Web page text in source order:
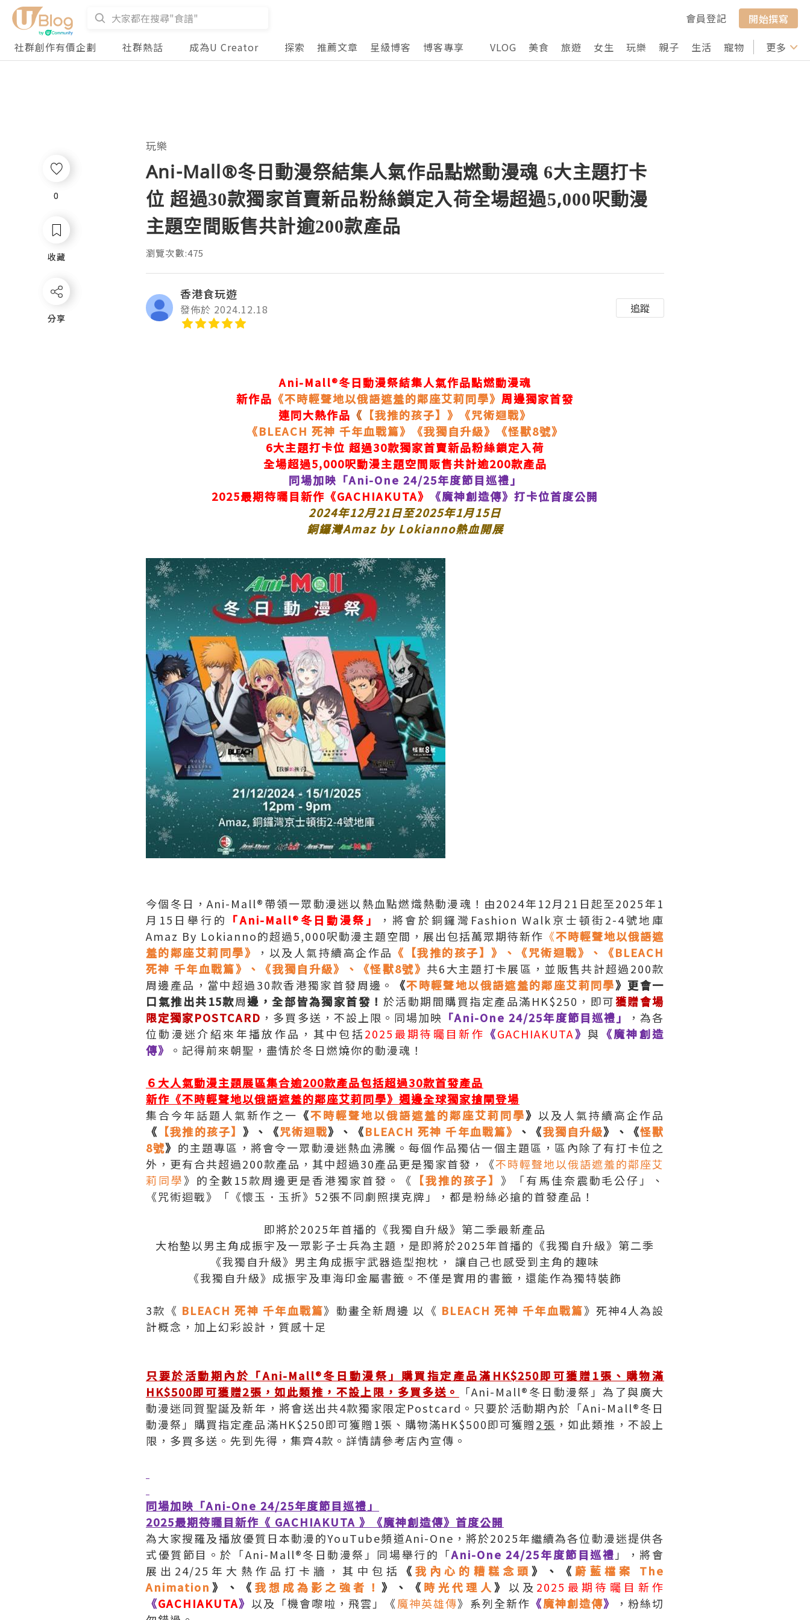
會員登記
開始撰寫
社群創作有價企劃
社群熱話 成為U Creator 探索 推薦文章 星級博客 博客專享 VLOG 美食 旅遊 女生 玩樂 親子 生活 寵物 行山 打卡
更多
0
收藏
分享
玩樂
Ani-Mall®冬日動漫祭結集人氣作品點燃動漫魂 6大主題打卡
位 超過30款獨家首賣新品粉絲鎖定入荷全場超過5,000呎動漫
主題空間販售共計逾200款產品
瀏覽次數:475
香港食玩遊
發佈於 2024.12.18 追蹤
Ani-Mall®冬日動漫祭結集人氣作品點燃動漫魂
新作品 《不時輕聲地以俄語遮羞的鄰座艾莉同學》 周邊獨家首發
連同大熱作品 《 【我推的孩子】》《咒術迴戰》
《BLEACH 死神 千年血戰篇》《我獨自升級》《怪獸8號》
6大主題打卡位 超過30款獨家首賣新品粉絲鎖定入荷
全場超過5,000呎動漫主題空間販售共計逾200款產品
同場加映「Ani-One 24/25年度節目巡禮」
2025最期待曯目新作《GACHIAKUTA》
《魔神創造傳》打卡位首度公開
2024年12月21日至2025年1月15日
銅鑼灣Amaz by Lokianno熱血開展
今個冬日，Ani-Mall®帶領一眾動漫迷以熱血點燃熾熱動漫魂！由2024年12月21日起至2025年1
月15日舉行的 「Ani-Mall®冬日動漫祭」
，將會於銅鑼灣Fashion Walk京士頓街2-4號地庫
Amaz By Lokianno的超過5,000呎動漫主題空間，展出包括萬眾期待新作 《不時輕聲地以俄語遮
羞的鄰座艾莉同學》
，以及人氣持續高企作品 《【我推的孩子】》、《咒術迴戰》、《BLEACH
死神 千年血戰篇》、《我獨自升級》、《怪獸8號》 共6大主題打卡展區，並販售共計超過200款
周邊產品，當中超過30款香港獨家首發周邊。
《不時輕聲地以俄語遮羞的鄰座艾莉同學》更會一
口氣推出共15款周邊，全部皆為獨家首發！ 於活動期間購買指定產品滿HK$250，即可獲贈會場
限定獨家POSTCARD ，多買多送，不設上限。同場加映 「Ani-One 24/25年度節目巡禮」
，為各
位動漫迷介紹來年播放作品，其中包括2025最期待曯目新作 《GACHIAKUTA》與 《魔神創造
傳》
。記得前來朝聖，盡情於冬日燃燒你的動漫魂！
６大人氣動漫主題展區集合逾200款產品包括超過30款首發產品
新作《不時輕聲地以俄語遮羞的鄰座艾莉同學》週邊全球獨家搶閘登場
集合今年話題人氣新作之一 《不時輕聲地以俄語遮羞的鄰座艾莉同學》 以及人氣持續高企作品
《 【我推的孩子】》、《咒術迴戰》、《BLEACH 死神 千年血戰篇》 、《我獨自升級》、《怪獸
8號》 的主題專區，將會令一眾動漫迷熱血沸騰。每個作品獨佔一個主題區，區內除了有打卡位之
外，更有合共超過200款產品，其中超過30產品更是獨家首發，《不時輕聲地以俄語遮羞的鄰座艾
莉同學》的全數15款周邊更是香港獨家首發。《 【我推的孩子】》「有馬佳奈震動毛公仔」、
《咒術迴戰》「《懷玉．玉折》52張不同劇照撲克牌」，都是粉絲必搶的首發產品！
即將於2025年首播的《我獨自升級》第二季最新產品
大枱墊以男主角成振宇及一眾影子士兵為主題，是即將於2025年首播的《我獨自升級》第二季
《我獨自升級》男主角成振宇武器造型抱枕， 讓自己也感受到主角的趣味
《我獨自升級》成振宇及車海印金屬書籤。不僅是實用的書籤，還能作為獨特裝飾
3款《 BLEACH 死神 千年血戰篇》動畫全新周邊 以《 BLEACH 死神 千年血戰篇》死神4人為設
計概念，加上幻彩設計，質感十足
只要於活動期內於「Ani-Mall®冬日動漫祭」購買指定產品滿HK$250即可獲贈1張、購物滿
HK$500即可獲贈2張，如此類推，不設上限，多買多送。
「Ani-Mall®冬日動漫祭」為了與廣大
動漫迷同賀聖誕及新年，將會送出共4款獨家限定Postcard。只要於活動期內於「Ani-Mall®冬日
動漫祭」購買指定產品滿HK$250即可獲贈1張、購物滿HK$500即可獲贈2張 ，如此類推，不設上
限，多買多送。先到先得，集齊4款。詳情請參考店內宣傳。
同場加映「Ani-One 24/25年度節目巡禮」
2025最期待曯目新作《 GACHIAKUTA 》《魔神創造傳》首度公開
為大家搜羅及播放優質日本動漫的YouTube頻道Ani-One，將於2025年繼續為各位動漫迷提供各
式優質節目。於「Ani-Mall®冬日動漫祭」同場舉行的「Ani-One 24/25年度節目巡禮 」，將會
展出24/25年大熱作品打卡牆，其中包括
《我內心的糟糕念頭》、《 蔚藍檔案 The
Animation 》、《 我想成為影之強者！》、《 時光代理人》 以及 2025最期待曯目新作
《GACHIAKUTA》 以及「機會嚟啦，飛雲」《魔神英雄傳》系列全新作 《魔神創造傳》
，粉絲切
0
收藏
分享